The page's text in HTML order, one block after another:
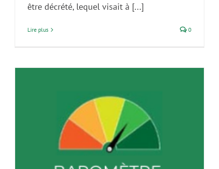
être décrété, lequel visait à [...]
Lire plus 0